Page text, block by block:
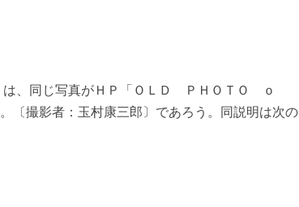
は、同じ写真がＨＰ「ＯＬＤ ＰＨＯＴＯ ｏ
〔撮影者：玉村康三郎〕であろう。同説明は次の